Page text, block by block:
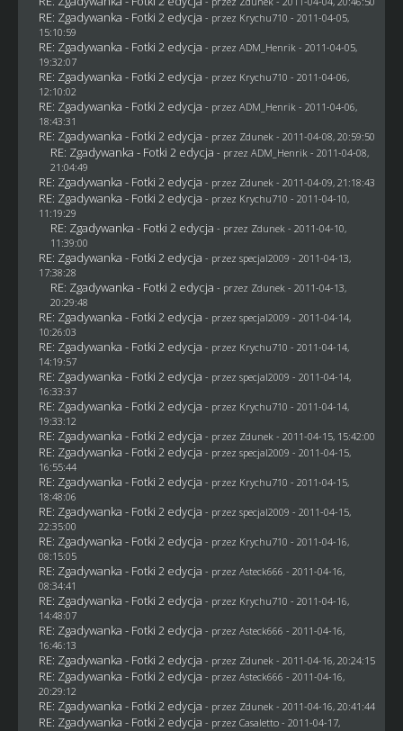
RE: Zgadywanka - Fotki 2 edycja - przez Krychu710 - 2011-04-05,
15:10:59
RE: Zgadywanka - Fotki 2 edycja - przez ADM_Henrik - 2011-04-05,
19:32:07
RE: Zgadywanka - Fotki 2 edycja - przez Krychu710 - 2011-04-06,
12:10:02
RE: Zgadywanka - Fotki 2 edycja - przez ADM_Henrik - 2011-04-06,
18:43:31
RE: Zgadywanka - Fotki 2 edycja - przez Zdunek - 2011-04-08, 20:59:50
RE: Zgadywanka - Fotki 2 edycja - przez ADM_Henrik - 2011-04-08,
21:04:49
RE: Zgadywanka - Fotki 2 edycja - przez Zdunek - 2011-04-09, 21:18:43
RE: Zgadywanka - Fotki 2 edycja - przez Krychu710 - 2011-04-10,
11:19:29
RE: Zgadywanka - Fotki 2 edycja - przez Zdunek - 2011-04-10,
11:39:00
RE: Zgadywanka - Fotki 2 edycja - przez specjal2009 - 2011-04-13,
17:38:28
RE: Zgadywanka - Fotki 2 edycja - przez Zdunek - 2011-04-13,
20:29:48
RE: Zgadywanka - Fotki 2 edycja - przez specjal2009 - 2011-04-14,
10:26:03
RE: Zgadywanka - Fotki 2 edycja - przez Krychu710 - 2011-04-14,
14:19:57
RE: Zgadywanka - Fotki 2 edycja - przez specjal2009 - 2011-04-14,
16:33:37
RE: Zgadywanka - Fotki 2 edycja - przez Krychu710 - 2011-04-14,
19:33:12
RE: Zgadywanka - Fotki 2 edycja - przez Zdunek - 2011-04-15, 15:42:00
RE: Zgadywanka - Fotki 2 edycja - przez specjal2009 - 2011-04-15,
16:55:44
RE: Zgadywanka - Fotki 2 edycja - przez Krychu710 - 2011-04-15,
18:48:06
RE: Zgadywanka - Fotki 2 edycja - przez specjal2009 - 2011-04-15,
22:35:00
RE: Zgadywanka - Fotki 2 edycja - przez Krychu710 - 2011-04-16,
08:15:05
RE: Zgadywanka - Fotki 2 edycja - przez Asteck666 - 2011-04-16,
08:34:41
RE: Zgadywanka - Fotki 2 edycja - przez Krychu710 - 2011-04-16,
14:48:07
RE: Zgadywanka - Fotki 2 edycja - przez Asteck666 - 2011-04-16,
16:46:13
RE: Zgadywanka - Fotki 2 edycja - przez Zdunek - 2011-04-16, 20:24:15
RE: Zgadywanka - Fotki 2 edycja - przez Asteck666 - 2011-04-16,
20:29:12
RE: Zgadywanka - Fotki 2 edycja - przez Zdunek - 2011-04-16, 20:41:44
RE: Zgadywanka - Fotki 2 edycja - przez Casaletto- 2011-04-17,